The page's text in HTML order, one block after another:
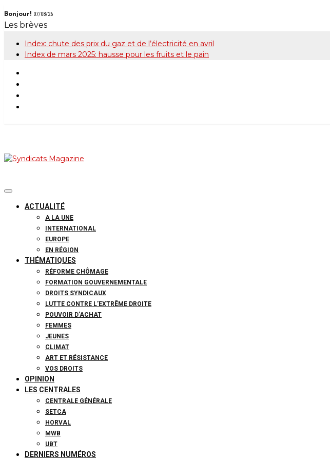
Skip
to
content
Bonjour! 07/08/26
Les brèves
Index: chute des prix du gaz et de l’électricité en avril
Index de mars 2025: hausse pour les fruits et le pain
ACTUALITÉ
A LA UNE
INTERNATIONAL
EUROPE
EN RÉGION
THÉMATIQUES
RÉFORME CHÔMAGE
FORMATION GOUVERNEMENTALE
DROITS SYNDICAUX
LUTTE CONTRE L’EXTRÊME DROITE
POUVOIR D’ACHAT
FEMMES
JEUNES
CLIMAT
ART ET RÉSISTANCE
VOS DROITS
OPINION
LES CENTRALES
CENTRALE GÉNÉRALE
SETCA
HORVAL
MWB
UBT
DERNIERS NUMÉROS